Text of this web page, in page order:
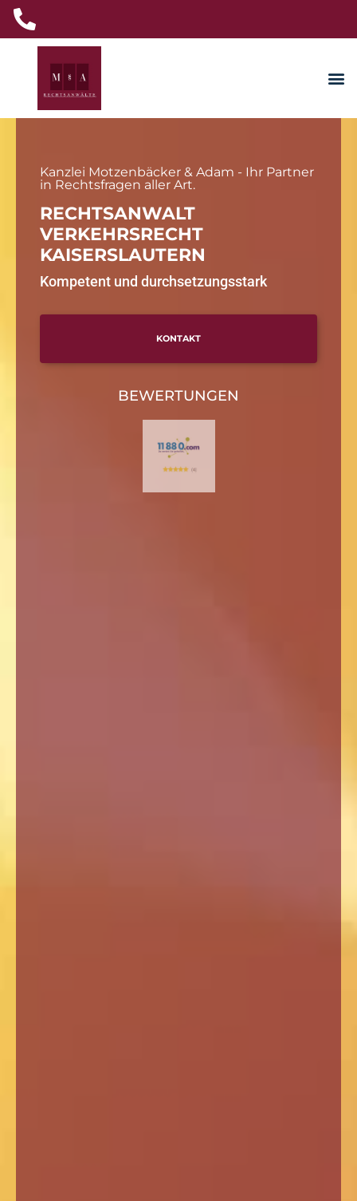
Kanzlei Motzenbäcker & Adam - Ihr Partner
in Rechtsfragen aller Art.
RECHTSANWALT
VERKEHRSRECHT
KAISERSLAUTERN
Kompetent und durchsetzungsstark
KONTAKT
BEWERTUNGEN